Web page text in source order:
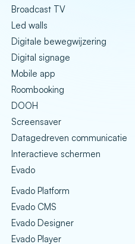
Broadcast TV
Led walls
Digitale bewegwijzering
Digital signage
Mobile app
Roombooking
DOOH
Screensaver
Datagedreven communicatie
Interactieve schermen
Evado
Evado Platform
Evado CMS
Evado Designer
Evado Player